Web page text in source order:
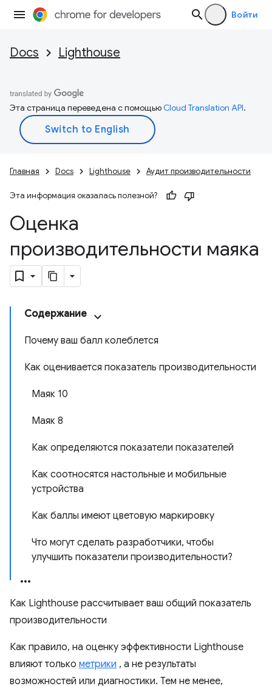
Войти
Docs Lighthouse
Эта страница переведена с помощьюCloud Translation API.
Главная Docs Lighthouse Аудит производительности
Эта информация оказалась полезной?
Оценка
производительности маяка
Содержание
Почему ваш балл колеблется
Как оценивается показатель производительности
Маяк 10
Маяк 8
Как определяются показатели показателей
Как соотносятся настольные и мобильные
устройства
Как баллы имеют цветовую маркировку
Что могут сделать разработчики, чтобы
улучшить показатели производительности?
Как Lighthouse рассчитывает ваш общий показатель
производительности
Как правило, на оценку эффективности Lighthouse
влияют только метрики , а не результаты
возможностей или диагностики. Тем не менее,